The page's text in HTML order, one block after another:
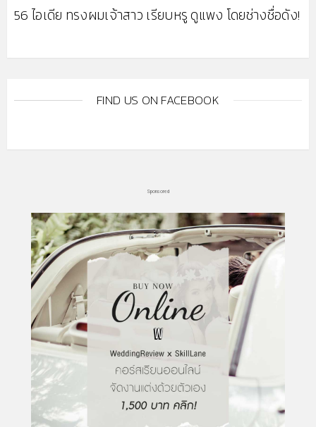
56 ไอเดีย ทรงผมเจ้าสาว เรียบหรู ดูแพง โดยช่างชื่อดัง!
FIND US ON FACEBOOK
Sponsored